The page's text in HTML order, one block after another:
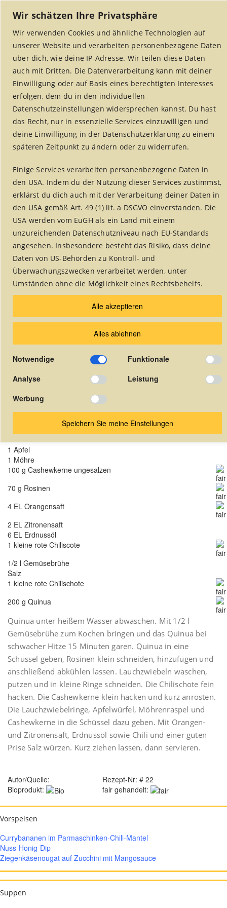
Wir schätzen Ihre Privatsphäre
Wir verwenden Cookies und ähnliche Technologien auf
unserer Website und verarbeiten personenbezogene Daten
über dich, wie deine IP-Adresse. Wir teilen diese Daten
auch mit Dritten. Die Datenverarbeitung kann mit deiner
Einwilligung oder auf Basis eines berechtigten Interesses
erfolgen, dem du in den individuellen
Datenschutzeinstellungen widersprechen kannst. Du hast
das Recht, nur in essenzielle Services einzuwilligen und
deine Einwilligung in der Datenschutzerklärung zu einem
späteren Zeitpunkt zu ändern oder zu widerrufen.
Einige Services verarbeiten personenbezogene Daten in
den USA. Indem du der Nutzung dieser Services zustimmst,
erklärst du dich auch mit der Verarbeitung deiner Daten in
den USA gemäß Art. 49 (1) lit. a DSGVO einverstanden. Die
USA werden vom EuGH als ein Land mit einem
unzureichenden Datenschutzniveau nach EU-Standards
angesehen. Insbesondere besteht das Risiko, dass deine
Daten von US-Behörden zu Kontroll- und
Überwachungszwecken verarbeitet werden, unter
Umständen ohne die Möglichkeit eines Rechtsbehelfs.
Alles ablehnen
Alle akzeptieren
Notwendige
Funktionale
Analyse
Leistung
Werbung
Speichern Sie meine Einstellungen
MENU
Rezepte
Home / Weltladen Alsdorf/Rezepte
Rubrik auswählen:
Quinua-Salat
Zutatenliste für 6 Personen
1 Apfel
1 Möhre
100 g Cashewkerne ungesalzen
70 g Rosinen
4 EL Orangensaft
2 EL Zitronensaft
6 EL Erdnussöl
1 kleine rote Chiliscote
1/2 l Gemüsebrühe
Salz
1 kleine rote Chilischote
200 g Quinua
Quinua unter heißem Wasser abwaschen. Mit 1/2 l
Gemüsebrühe zum Kochen bringen und das Quinua bei
schwacher Hitze 15 Minuten garen. Quinua in eine
Schüssel geben, Rosinen klein schneiden, hinzufügen und
anschließend abkühlen lassen. Lauchzwiebeln waschen,
putzen und in kleine Ringe schneiden. Die Chilischote fein
hacken. Die Cashewkerne klein hacken und kurz anrösten.
Die Lauchzwiebelringe, Apfelwürfel, Möhrenraspel und
Cashewkerne in die Schüssel dazu geben. Mit Orangen-
und Zitronensaft, Erdnussöl sowie Chili und einer guten
Prise Salz würzen. Kurz ziehen lassen, dann servieren.
Autor/Quelle:
Rezept-Nr: # 22
Bioprodukt:
fair gehandelt:
Vorspeisen
Currybananen im Parmaschinken-Chili-Mantel
Nuss-Honig-Dip
Ziegenkäsenougat auf Zucchini mit Mangosauce
Suppen